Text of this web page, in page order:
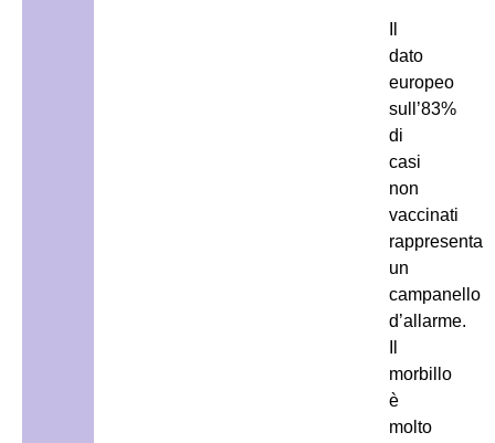
dato
europeo
sull’83%
di
casi
non
vaccinati
rappresenta
un
campanello
d’allarme.
morbillo
è
molto